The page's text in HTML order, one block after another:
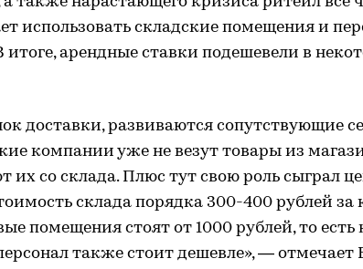
использовать складские помещения и
итоге, арендные ставки подешевели в
доставки, развиваются сопутствующие
компании уже не везут товары из
их со склада. Плюс тут свою роль сыграл
склада порядка 300-400 рублей за
помещения стоят от 1000 рублей, то
также стоит дешевле», —